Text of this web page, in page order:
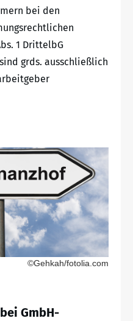
bei den
1 DrittelbG
grds. ausschließlich
©Gehkah/fotolia.com
GmbH-